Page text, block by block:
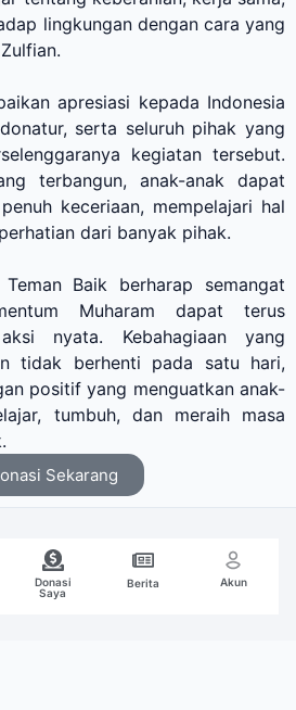
lingkungan dengan cara yang
apresiasi kepada Indonesia
serta seluruh pihak yang
kegiatan tersebut.
terbangun, anak-anak dapat
keceriaan, mempelajari hal
dari banyak pihak.
Baik berharap semangat
Muharam dapat terus
nyata. Kebahagiaan yang
tidak berhenti pada satu hari,
positif yang menguatkan anak-
tumbuh, dan meraih masa
Sekarang
Donasi
Saya
Berita Akun